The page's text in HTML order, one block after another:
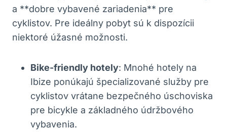
a **dobre vybavené zariadenia** pre
cyklistov. Pre ideálny pobyt sú k dispozícii
niektoré úžasné možnosti.
Bike-friendly hotely: Mnohé hotely na
Ibize ponúkajú špecializované služby pre
cyklistov vrátane bezpečného úschoviska
pre bicykle a základného údržbového
vybavenia.